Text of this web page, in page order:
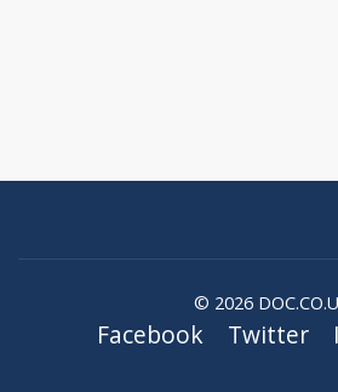
© 2026
Facebook Twitter